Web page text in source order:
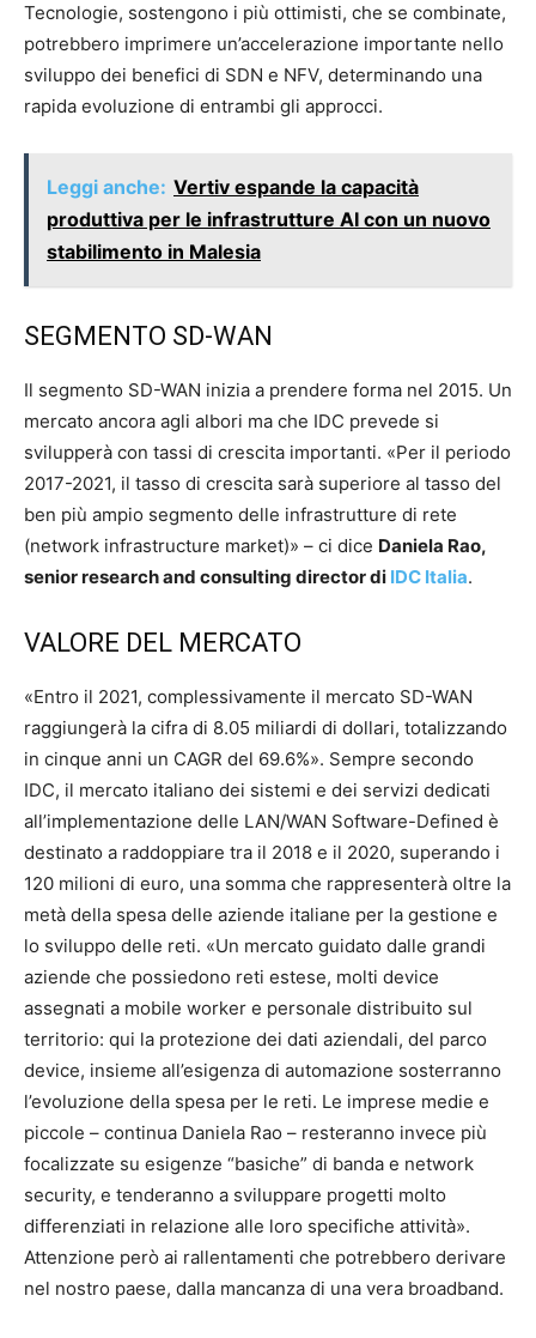
Tecnologie, sostengono i più ottimisti, che se combinate,
potrebbero imprimere un’accelerazione importante nello
sviluppo dei benefici di SDN e NFV, determinando una
rapida evoluzione di entrambi gli approcci.
Leggi anche: Vertiv espande la capacità
produttiva per le infrastrutture AI con un nuovo
stabilimento in Malesia
SEGMENTO SD-WAN
Il segmento SD-WAN inizia a prendere forma nel 2015. Un
mercato ancora agli albori ma che IDC prevede si
svilupperà con tassi di crescita importanti. «Per il periodo
2017-2021, il tasso di crescita sarà superiore al tasso del
ben più ampio segmento delle infrastrutture di rete
(network infrastructure market)» – ci dice Daniela Rao,
senior research and consulting director di IDC Italia.
VALORE DEL MERCATO
«Entro il 2021, complessivamente il mercato SD-WAN
raggiungerà la cifra di 8.05 miliardi di dollari, totalizzando
in cinque anni un CAGR del 69.6%». Sempre secondo
IDC, il mercato italiano dei sistemi e dei servizi dedicati
all’implementazione delle LAN/WAN Software-Defined è
destinato a raddoppiare tra il 2018 e il 2020, superando i
120 milioni di euro, una somma che rappresenterà oltre la
metà della spesa delle aziende italiane per la gestione e
lo sviluppo delle reti. «Un mercato guidato dalle grandi
aziende che possiedono reti estese, molti device
assegnati a mobile worker e personale distribuito sul
territorio: qui la protezione dei dati aziendali, del parco
device, insieme all’esigenza di automazione sosterranno
l’evoluzione della spesa per le reti. Le imprese medie e
piccole – continua Daniela Rao – resteranno invece più
focalizzate su esigenze “basiche” di banda e network
security, e tenderanno a sviluppare progetti molto
differenziati in relazione alle loro specifiche attività».
Attenzione però ai rallentamenti che potrebbero derivare
nel nostro paese, dalla mancanza di una vera broadband.